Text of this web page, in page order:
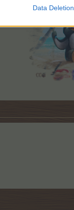
Data Deletion